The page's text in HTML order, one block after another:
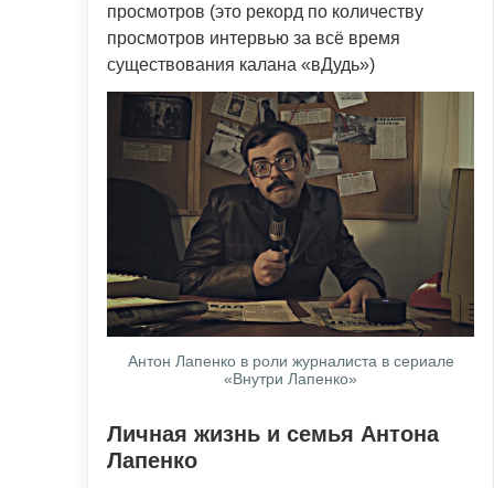
просмотров (это рекорд по количеству
просмотров интервью за всё время
существования калана «вДудь»)
Антон Лапенко в роли журналиста в сериале
«Внутри Лапенко»
Личная жизнь и семья Антона
Лапенко